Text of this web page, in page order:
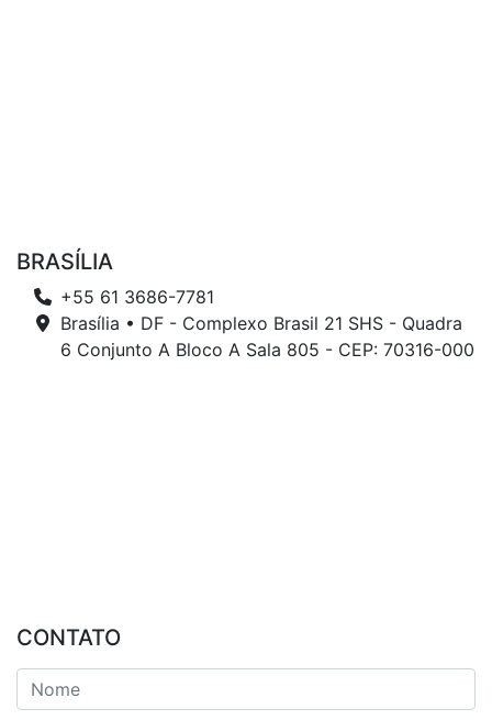
BRASÍLIA
+55 61 3686-7781
Brasília • DF - Complexo Brasil 21 SHS - Quadra
6 Conjunto A Bloco A Sala 805 - CEP: 70316-000
CONTATO